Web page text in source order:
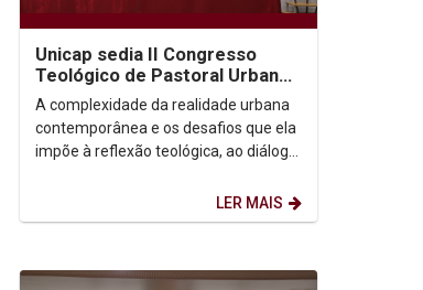
Unicap sedia II Congresso
Teológico de Pastoral Urbana
que debate desafios da fé nas
cidades
A complexidade da realidade urbana
contemporânea e os desafios que ela
impõe à reflexão teológica, ao diálogo
LER MAIS